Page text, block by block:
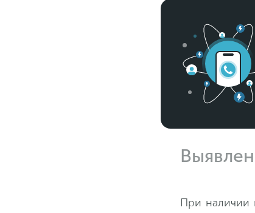
При наличии